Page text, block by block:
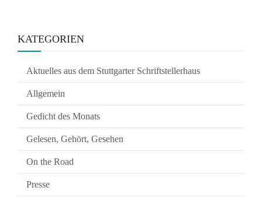
KATEGORIEN
Aktuelles aus dem Stuttgarter Schriftstellerhaus
Allgemein
Gedicht des Monats
Gelesen, Gehört, Gesehen
On the Road
Presse